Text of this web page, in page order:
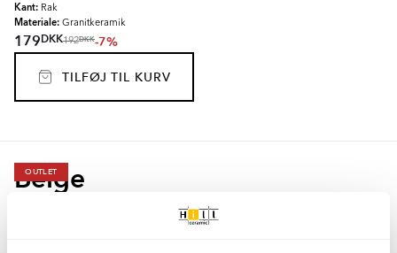
Kant: Rak
Materiale: Granitkeramik
179DKK192DKK-7%
TILFØJ TIL KURV
Beige
OUTLET
Beige Mat 60x60
Klinker
60x60 cm